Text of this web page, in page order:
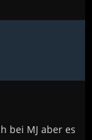
bei MJ aber es